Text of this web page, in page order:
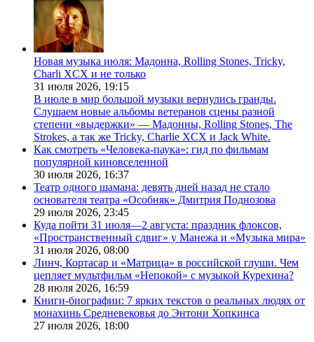
Новая музыка июля: Мадонна, Rolling Stones, Tricky,
Charli XCX и не только
31 июля 2026, 19:15
В июле в мир большой музыки вернулись гранды.
Слушаем новые альбомы ветеранов сцены разной
степени «выдержки» — Мадонны, Rolling Stones, The
Strokes, а так же Tricky, Charlie XCX и Jack White.
Как смотреть «Человека-паука»: гид по фильмам
популярной киновселенной
30 июля 2026, 16:37
Театр одного шамана: девять дней назад не стало
основателя театра «Особняк» Дмитрия Поднозова
29 июля 2026, 23:45
Куда пойти 31 июля—2 августа: праздник флоксов,
«Пространственный сдвиг» у Манежа и «Музыка мира»
31 июля 2026, 08:00
Линч, Кортасар и «Матрица» в российской глуши. Чем
цепляет мультфильм «Непокой» с музыкой Курехина?
28 июля 2026, 16:59
Книги-биографии: 7 ярких текстов о реальных людях от
монахинь Средневековья до Энтони Хопкинса
27 июля 2026, 18:00